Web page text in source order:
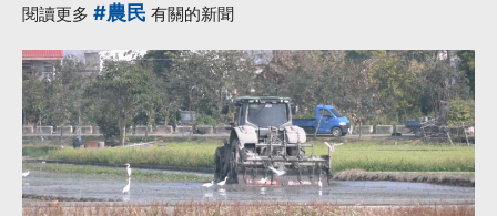
閱讀更多 #農民 有關的新聞